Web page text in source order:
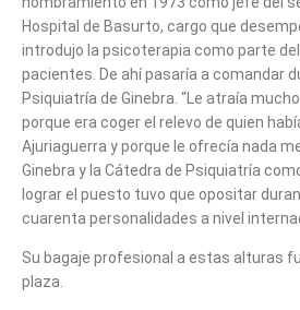
Hospital de Basurto, cargo que
introdujo la psicoterapia como parte
pacientes. De ahí pasaría a comandar
Psiquiatría de Ginebra. “Le atraía
porque era coger el relevo de quien
Ajuriaguerra y porque le ofrecía nada
Ginebra y la Cátedra de Psiquiatría
lograr el puesto tuvo que opositar
cuarenta personalidades a nivel
Su bagaje profesional a estas alturas
plaza.